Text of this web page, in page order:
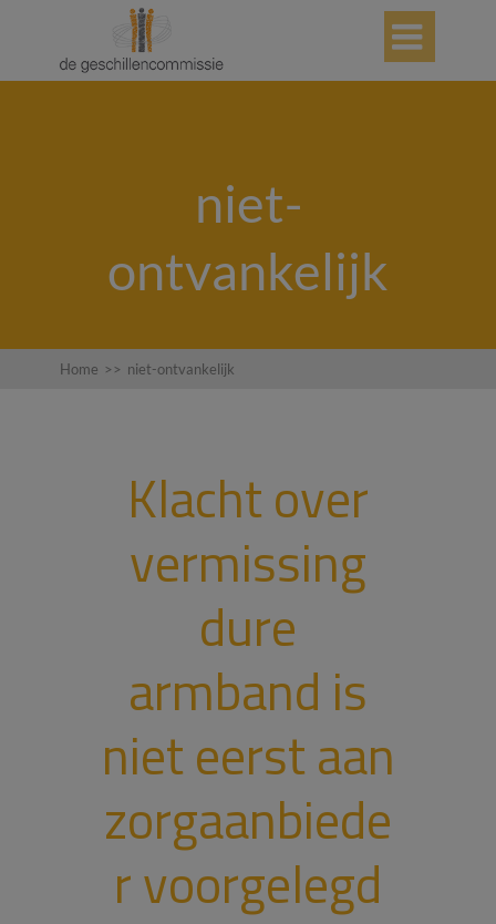

niet-
ontvankelijk
Home >> niet-ontvankelijk
Klacht over
vermissing
dure
armband is
niet eerst aan
zorgaanbiede
r voorgelegd